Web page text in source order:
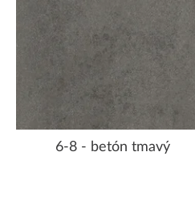
6-8 - betón tmavý